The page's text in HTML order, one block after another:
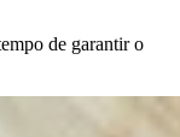
de garantir o